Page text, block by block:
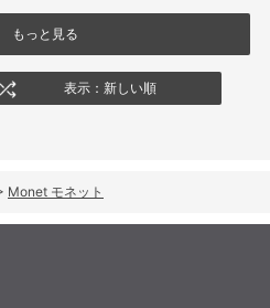
もっと見る
表示：新しい順
Monet モネット